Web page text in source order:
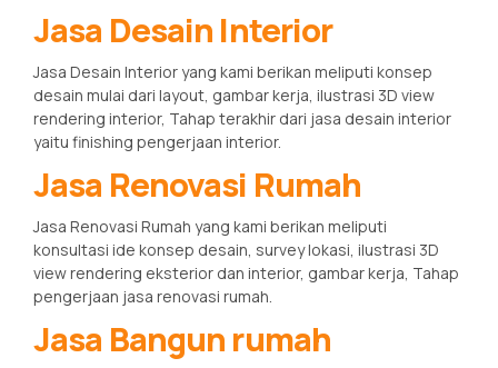
Jasa Desain Interior
Jasa Desain Interior yang kami berikan meliputi konsep
desain mulai dari layout, gambar kerja, ilustrasi 3D view
rendering interior, Tahap terakhir dari jasa desain interior
yaitu finishing pengerjaan interior.
Jasa Renovasi Rumah
Jasa Renovasi Rumah yang kami berikan meliputi
konsultasi ide konsep desain, survey lokasi, ilustrasi 3D
view rendering eksterior dan interior, gambar kerja, Tahap
pengerjaan jasa renovasi rumah.
Jasa Bangun rumah